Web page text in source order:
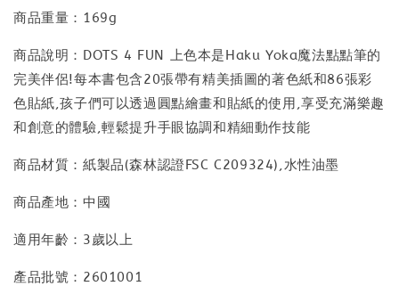
商品重量：169g
商品說明：DOTS 4 FUN 上色本是Haku Yoka魔法點點筆的
完美伴侶!每本書包含20張帶有精美插圖的著色紙和86張彩
色貼紙,孩子們可以透過圓點繪畫和貼紙的使用,享受充滿樂趣
和創意的體驗,輕鬆提升手眼協調和精細動作技能
商品材質：紙製品(森林認證FSC C209324),水性油墨
商品產地：中國
適用年齡：3歲以上
產品批號：2601001